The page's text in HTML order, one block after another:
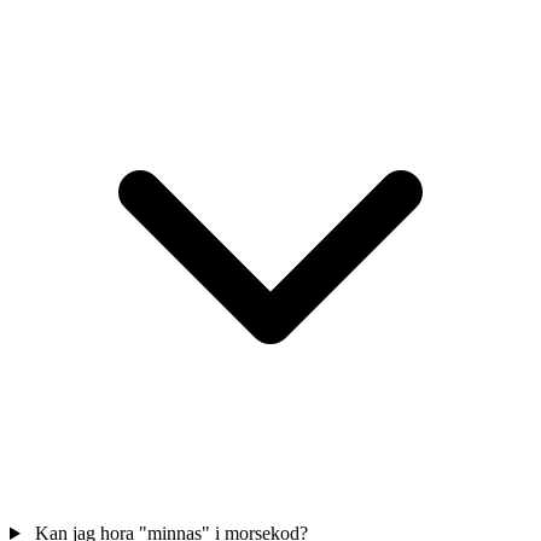
Kan jag hora "minnas" i morsekod?